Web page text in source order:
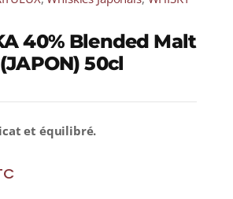
40% Blended Malt
50cl
et équilibré.